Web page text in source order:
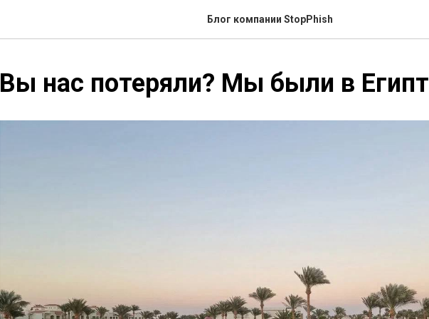
Блог компании StopPhish
Вы нас потеряли? Мы были в